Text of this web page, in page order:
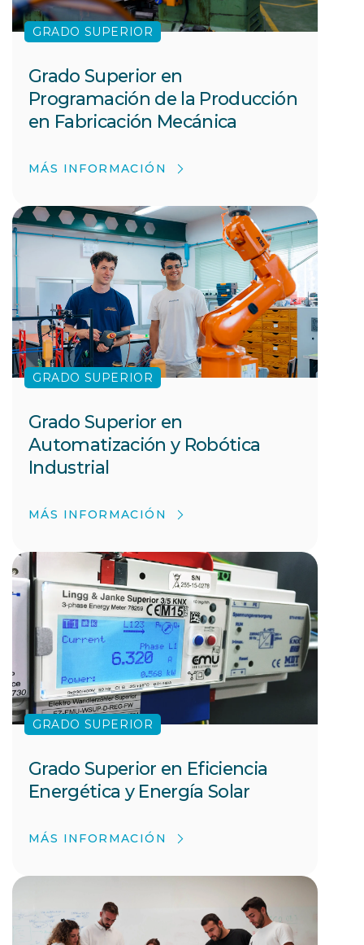
GRADO SUPERIOR
Grado Superior en
Programación de la Producción
en Fabricación Mecánica
MÁS INFORMACIÓN
GRADO SUPERIOR
Grado Superior en
Automatización y Robótica
Industrial
MÁS INFORMACIÓN
GRADO SUPERIOR
Grado Superior en Eficiencia
Energética y Energía Solar
MÁS INFORMACIÓN